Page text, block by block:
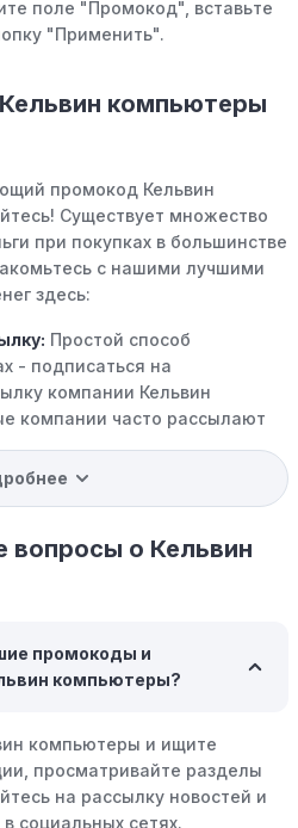
поле "Промокод", вставьте
"Применить".
компьютеры
промокод Кельвин
Существует множество
при покупках в большинстве
с нашими лучшими
здесь:
Простой способ
- подписаться на
компании Кельвин
компании часто рассылают
есть программы
зарабатывать баллы или
баллы и
распродаж:
Следите за
такими как "черная
предлагают значительные
не торопитесь с покупкой,
вопросы о Кельвин
промокоды и
компьютеры?
компьютеры и ищите
просматривайте разделы
на рассылку новостей и
социальных сетях.